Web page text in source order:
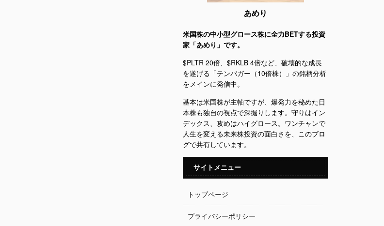
あめり
米国株の中小型グロース株に全力BETする投資
家「あめり」です。
$PLTR 20倍、$RKLB 4倍など、破壊的な成長
を遂げる「テンバガー（10倍株）」の銘柄分析
をメインに発信中。
基本は米国株が主軸ですが、爆発力を秘めた日
本株も独自の視点で深掘りします。守りはイン
デックス、攻めはハイグロース。ワンチャンで
人生を変える未来株投資の面白さを、このブロ
グで共有しています。
サイトメニュー
トップページ
プライバシーポリシー